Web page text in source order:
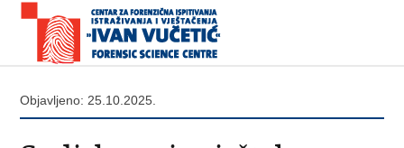
Objavljeno: 25.10.2025.